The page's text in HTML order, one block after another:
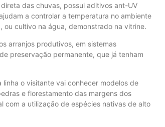
das chuvas, possui aditivos ant-UV
a controlar a temperatura no ambiente
cultivo na água, demonstrado na vitrine.
arranjos produtivos, em sistemas
preservação permanente, que já tenham
linha o visitante vai conhecer modelos de
e florestamento das margens dos
com a utilização de espécies nativas de alto